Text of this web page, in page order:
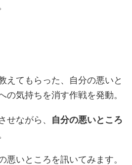
えてもらった、自分の悪いと
の気持ちを消す作戦を発動。
せながら、 自分の悪いところ
悪いところを訊いてみます。